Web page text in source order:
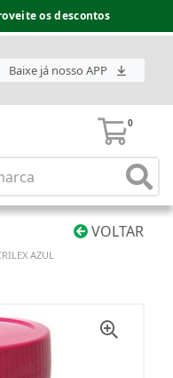
os descontos
Baixe já nosso APP
0
VOLTAR
AZUL